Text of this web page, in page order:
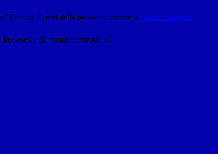
Effettua il reset della password tramite la Login Spaggiari
casella di posta elettronica!